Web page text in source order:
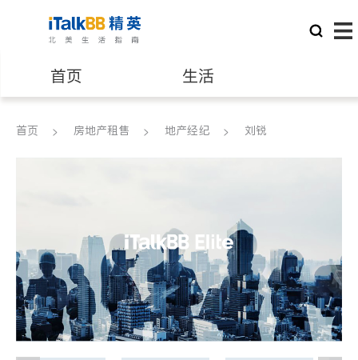
首页 生活
医生 律师
会计师
建筑装修
首页 房地产租售 地产经纪 刘锐